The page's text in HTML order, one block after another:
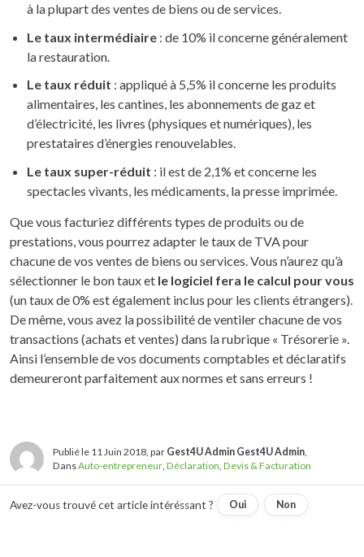
à la plupart des ventes de biens ou de services.
Le taux intermédiaire : de 10% il concerne généralement
la restauration.
Le taux réduit : appliqué à 5,5% il concerne les produits
alimentaires, les cantines, les abonnements de gaz et
d’électricité, les livres (physiques et numériques), les
prestataires d’énergies renouvelables.
Le taux super-réduit : il est de 2,1% et concerne les
spectacles vivants, les médicaments, la presse imprimée.
Que vous facturiez différents types de produits ou de
prestations, vous pourrez adapter le taux de TVA pour
chacune de vos ventes de biens ou services. Vous n’aurez qu’à
sélectionner le bon taux et le logiciel fera le calcul pour vous
(un taux de 0% est également inclus pour les clients étrangers).
De même, vous avez la possibilité de ventiler chacune de vos
transactions (achats et ventes) dans la rubrique « Trésorerie ».
Ainsi l’ensemble de vos documents comptables et déclaratifs
demeureront parfaitement aux normes et sans erreurs !
Publié le 11 Juin 2018, par Gest4U Admin Gest4U Admin,
DansAuto-entrepreneur, Déclaration, Devis & Facturation
Avez-vous trouvé cet article intéréssant ? Oui Non